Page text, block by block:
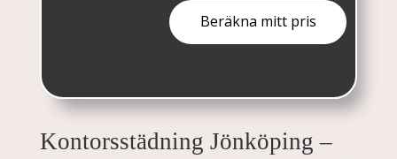
Kontorsstädning Jönköping –